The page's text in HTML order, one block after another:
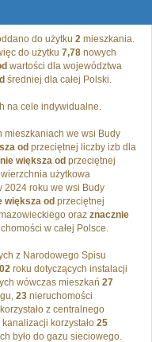
do użytku 2 mieszkania.
do użytku 7,78 nowych
wartości dla województwa
średniej dla całej Polski.
na cele indywidualne.
mieszkaniach we wsi Budy
od przeciętnej liczby izb dla
większa od przeciętnej
użytkowa
2024 roku we wsi Budy
większa od przeciętnej
oraz znacznie
w całej Polsce.
z Narodowego Spisu
roku dotyczących instalacji
wówczas mieszkań 27
23 nieruchomości
korzystało z centralnego
korzystało 25
było do gazu sieciowego.